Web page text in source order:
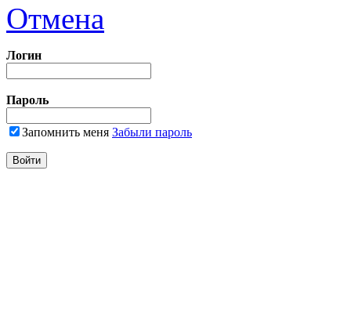
Отмена
Логин
Пароль
Запомнить меня Забыли пароль